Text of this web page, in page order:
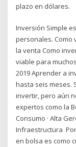
plazo en dólares.
Inversión Simple
personales. Como
la venta Como
viable para
2019 Aprender a
hasta seis meses.
invertir, pero aún
expertos como la
Consumo · Alta
Infraestructura
en bolsa es como